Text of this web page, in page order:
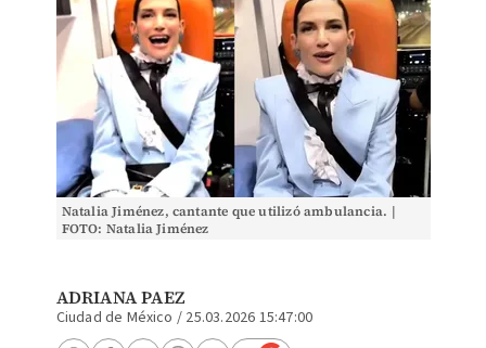
Natalia Jiménez, cantante que utilizó ambulancia. |
FOTO: Natalia Jiménez
ADRIANA PAEZ
Ciudad de México / 25.03.2026 15:47:00